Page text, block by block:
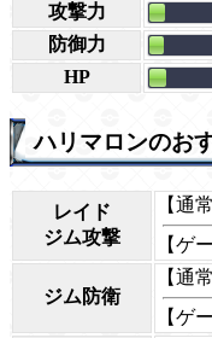
攻撃力
防御力
HP
ハリマロンのお
レイド
ジム攻撃
【通
【ゲ
ジム防衛
【通
【ゲ